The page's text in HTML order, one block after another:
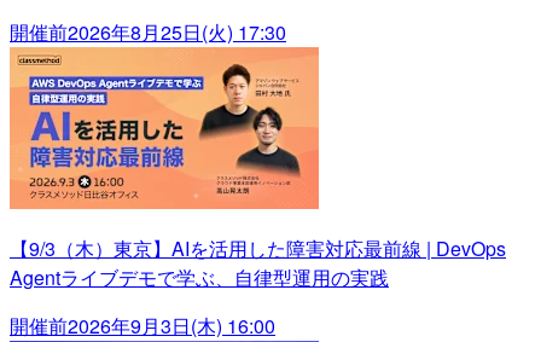
開催前2026年8月25日(火) 17:30
【9/3（木）東京】AIを活用した障害対応最前線 | DevOps
Agentライブデモで学ぶ、自律型運用の実践
開催前2026年9月3日(木) 16:00